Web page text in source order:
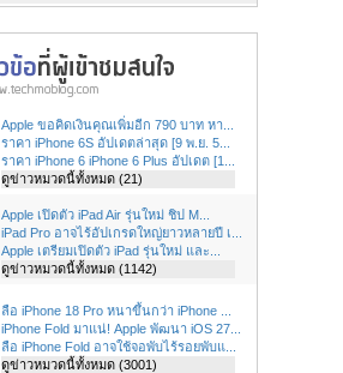
Apple ขอคิดเงินคุณเพิ่มอีก 790 บาท หา...
ราคา iPhone 6S อัปเดตล่าสุด [9 พ.ย. 5...
ราคา iPhone 6 iPhone 6 Plus อัปเดต [1...
ดูข่าวหมวดนี้ทั้งหมด (21)
Apple เปิดตัว iPad Air รุ่นใหม่ ชิป M...
iPad Pro อาจไร้อัปเกรดใหญ่ยาวหลายปี เ...
Apple เตรียมเปิดตัว iPad รุ่นใหม่ และ...
ดูข่าวหมวดนี้ทั้งหมด (1142)
ลือ iPhone 18 Pro หนาขึ้นกว่า iPhone ...
iPhone Fold มาแน่! Apple พัฒนา iOS 27...
ลือ iPhone Fold อาจใช้จอพับไร้รอยพับแ...
ดูข่าวหมวดนี้ทั้งหมด (3001)